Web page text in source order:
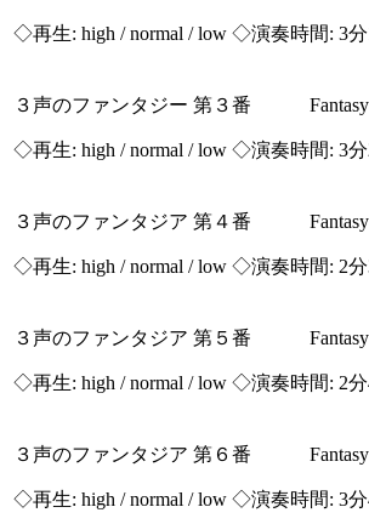
◇再生: high / normal / low ◇演奏時間: 3
３声のファンタジー 第３番 Fantasy
◇再生: high / normal / low ◇演奏時間: 3
３声のファンタジア 第４番 Fantasy
◇再生: high / normal / low ◇演奏時間: 2
３声のファンタジア 第５番 Fantasy
◇再生: high / normal / low ◇演奏時間: 2
３声のファンタジア 第６番 Fantasy
◇再生: high / normal / low ◇演奏時間: 3